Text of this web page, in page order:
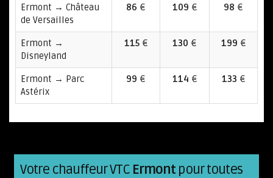
Ermont → Château
de Versailles
86 € 109 € 98 €
Ermont →
Disneyland
115€ 130 € 199 €
Ermont → Parc
Astérix
99 € 114 € 133 €
Votre chauffeur VTC Ermont pour toutes